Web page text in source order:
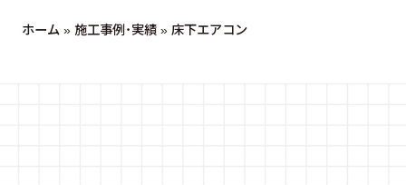
ホーム » 施工事例・実績» 床下エアコン